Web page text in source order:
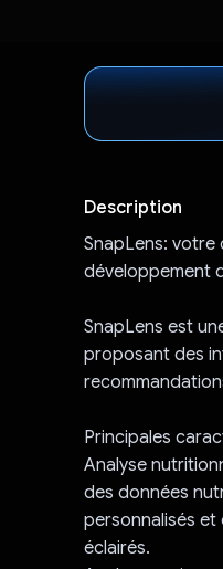
Description
SnapLens: votre
développement
SnapLens est
proposant des
Principales
Analyse
des données
personnalisés et
éclairés.